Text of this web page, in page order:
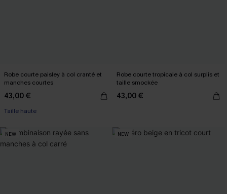
Robe courte paisley à col cranté et
manches courtes
43,00 €
Taille haute
Robe courte tropicale à col surplis et
taille smockée
43,00 €
NEW NEW